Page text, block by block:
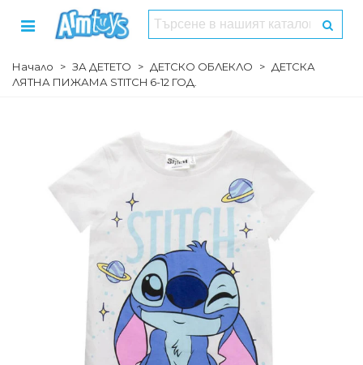
Начало > ЗА ДЕТЕТО > ДЕТСКО ОБЛЕКЛО > ДЕТСКА
ЛЯТНА ПИЖАМА STITCH 6-12 ГОД.